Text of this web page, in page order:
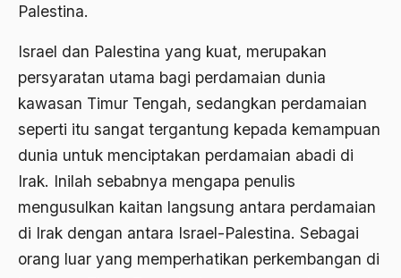
Palestina.
Israel dan Palestina yang kuat, merupakan
persyaratan utama bagi perdamaian dunia
kawasan Timur Tengah, sedangkan perdamaian
seperti itu sangat tergantung kepada kemampuan
dunia untuk menciptakan perdamaian abadi di
Irak. Inilah sebabnya mengapa penulis
mengusulkan kaitan langsung antara perdamaian
di Irak dengan antara Israel-Palestina. Sebagai
orang luar yang memperhatikan perkembangan di
Ahli waris
ahlul sunnah wal jamaah
Ahlussunnah
Ahmad Benbella
Ahmad Daudy
Ahmad Dhani
Ahmad Hasan Rurbi